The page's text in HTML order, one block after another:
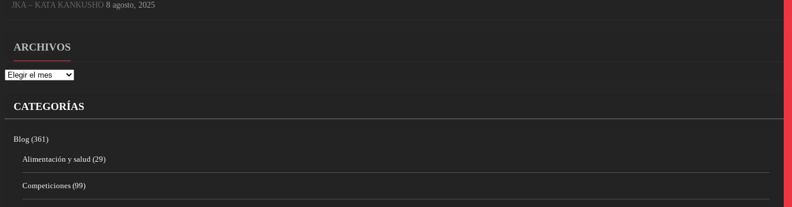
JKA – KATA KANKUSHO 8 agosto, 2025
ARCHIVOS
Archivos
CATEGORÍAS
Blog (361)
Alimentación y salud (29)
Competiciones (99)